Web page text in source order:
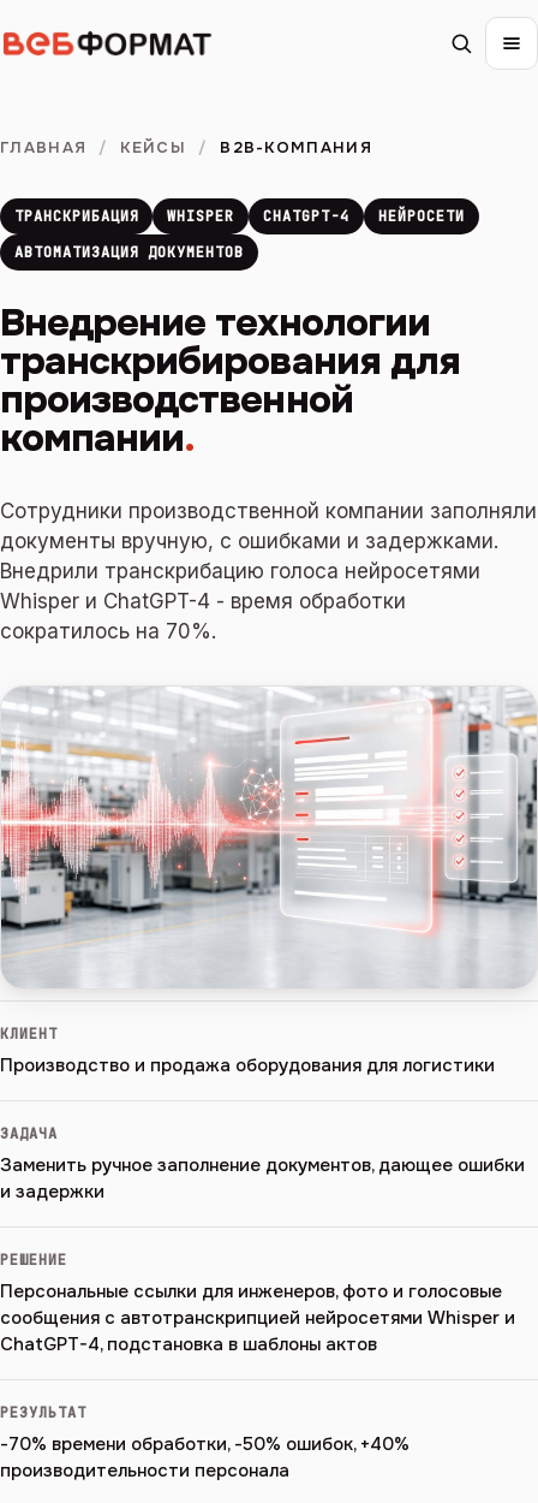
ГЛАВНАЯ / КЕЙСЫ / B2B-КОМПАНИЯ
ТРАНСКРИБАЦИЯ WHISPER CHATGPT-4
НЕЙРОСЕТИ
АВТОМАТИЗАЦИЯ ДОКУМЕНТОВ
Внедрение технологии
транскрибирования для
производственной
компании.
Сотрудники производственной компании заполняли
документы вручную, с ошибками и задержками.
Внедрили транскрибацию голоса нейросетями
Whisper и ChatGPT-4 - время обработки
сократилось на 70%.
КЛИЕНТ
Производство и продажа оборудования для логистики
ЗАДАЧА
Заменить ручное заполнение документов, дающее ошибки
и задержки
РЕШЕНИЕ
Персональные ссылки для инженеров, фото и голосовые
сообщения с автотранскрипцией нейросетями Whisper и
ChatGPT-4, подстановка в шаблоны актов
РЕЗУЛЬТАТ
-70% времени обработки, -50% ошибок, +40%
производительности персонала